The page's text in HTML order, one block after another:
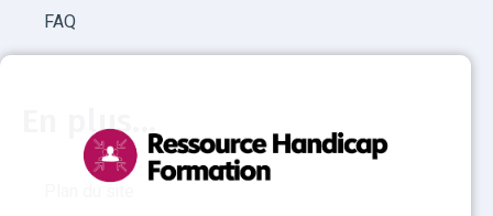
FAQ
En plus...
Plan du site